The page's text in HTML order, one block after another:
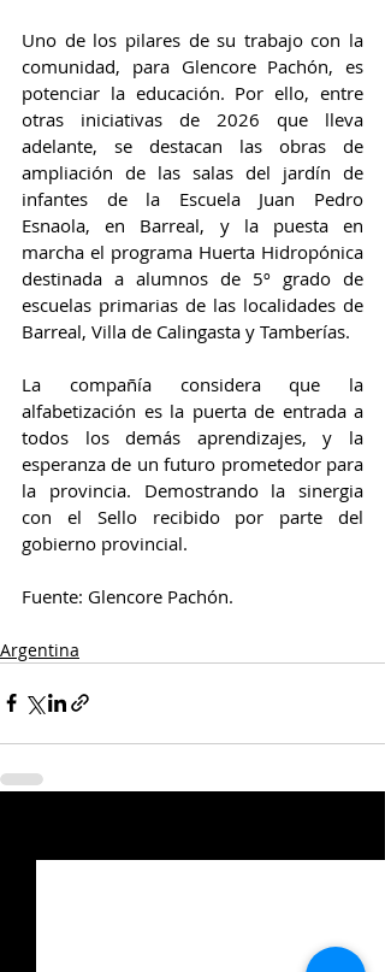
Uno de los pilares de su trabajo con la
comunidad, para Glencore Pachón, es
potenciar la educación. Por ello, entre
otras iniciativas de 2026 que lleva
adelante, se destacan las obras de
ampliación de las salas del jardín de
infantes de la Escuela Juan Pedro
Esnaola, en Barreal, y la puesta en
marcha el programa Huerta Hidropónica
destinada a alumnos de 5º grado de
escuelas primarias de las localidades de
Barreal, Villa de Calingasta y Tamberías.
La compañía considera que la
alfabetización es la puerta de entrada a
todos los demás aprendizajes, y la
esperanza de un futuro prometedor para
la provincia. Demostrando la sinergia
con el Sello recibido por parte del
gobierno provincial.
Fuente: Glencore Pachón.
Argentina